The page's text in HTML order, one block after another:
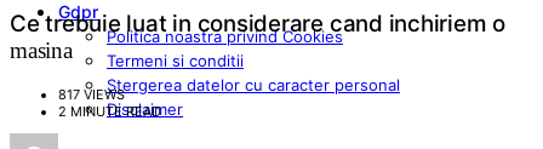
Gdpr
Politica noastra privind Cookies
Termeni si conditii
Stergerea datelor cu caracter personal
Disclaimer
Ce trebuie luat in considerare cand inchiriem o
masina
817 VIEWS
2 MINUTE READ